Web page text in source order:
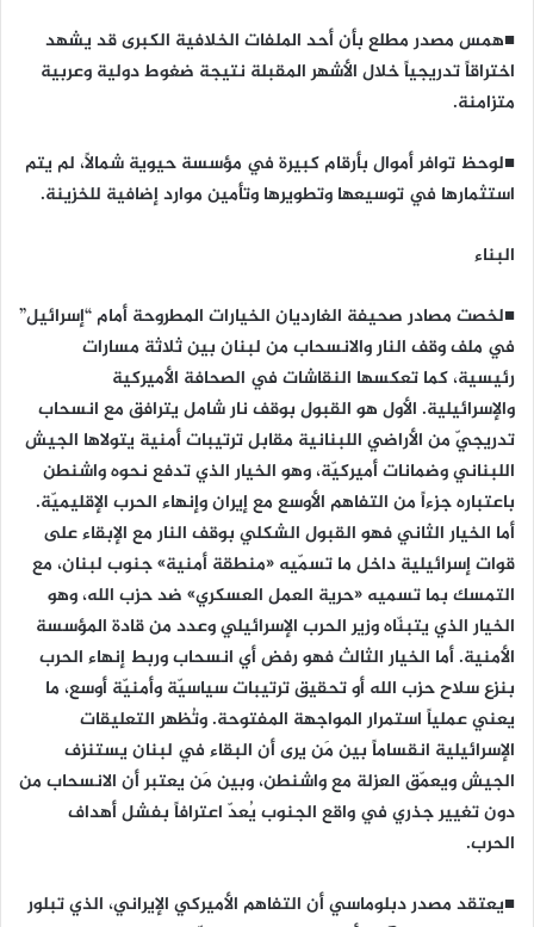
■همس مصدر مطلع بأن أحد الملفات الخلافية الكبرى قد يشهد
اختراقاً تدريجياً خلال الأشهر المقبلة نتيجة ضغوط دولية وعربية
متزامنة.
■لوحظ توافر أموال بأرقام كبيرة في مؤسسة حيوية شمالاً، لم يتم
استثمارها في توسيعها وتطويرها وتأمين موارد إضافية للخزينة.
البناء
■لخصت مصادر صحيفة الغارديان الخيارات المطروحة أمام “إسرائيل”
في ملف وقف النار والانسحاب من لبنان بين ثلاثة مسارات
رئيسية، كما تعكسها النقاشات في الصحافة الأميركية
والإسرائيلية. الأول هو القبول بوقف نار شامل يترافق مع انسحاب
تدريجيّ من الأراضي اللبنانية مقابل ترتيبات أمنية يتولاها الجيش
اللبناني وضمانات أميركيّة، وهو الخيار الذي تدفع نحوه واشنطن
باعتباره جزءاً من التفاهم الأوسع مع إيران وإنهاء الحرب الإقليميّة.
أما الخيار الثاني فهو القبول الشكلي بوقف النار مع الإبقاء على
قوات إسرائيلية داخل ما تسمّيه «منطقة أمنية» جنوب لبنان، مع
التمسك بما تسميه «حرية العمل العسكري» ضد حزب الله، وهو
الخيار الذي يتبنّاه وزير الحرب الإسرائيلي وعدد من قادة المؤسسة
الأمنية. أما الخيار الثالث فهو رفض أي انسحاب وربط إنهاء الحرب
بنزع سلاح حزب الله أو تحقيق ترتيبات سياسيّة وأمنيّة أوسع، ما
يعني عملياً استمرار المواجهة المفتوحة. وتُظهر التعليقات
الإسرائيلية انقساماً بين مَن يرى أن البقاء في لبنان يستنزف
الجيش ويعمّق العزلة مع واشنطن، وبين مَن يعتبر أن الانسحاب من
دون تغيير جذري في واقع الجنوب يُعدّ اعترافاً بفشل أهداف
الحرب.
■يعتقد مصدر دبلوماسي أن التفاهم الأميركي الإيراني، الذي تبلور